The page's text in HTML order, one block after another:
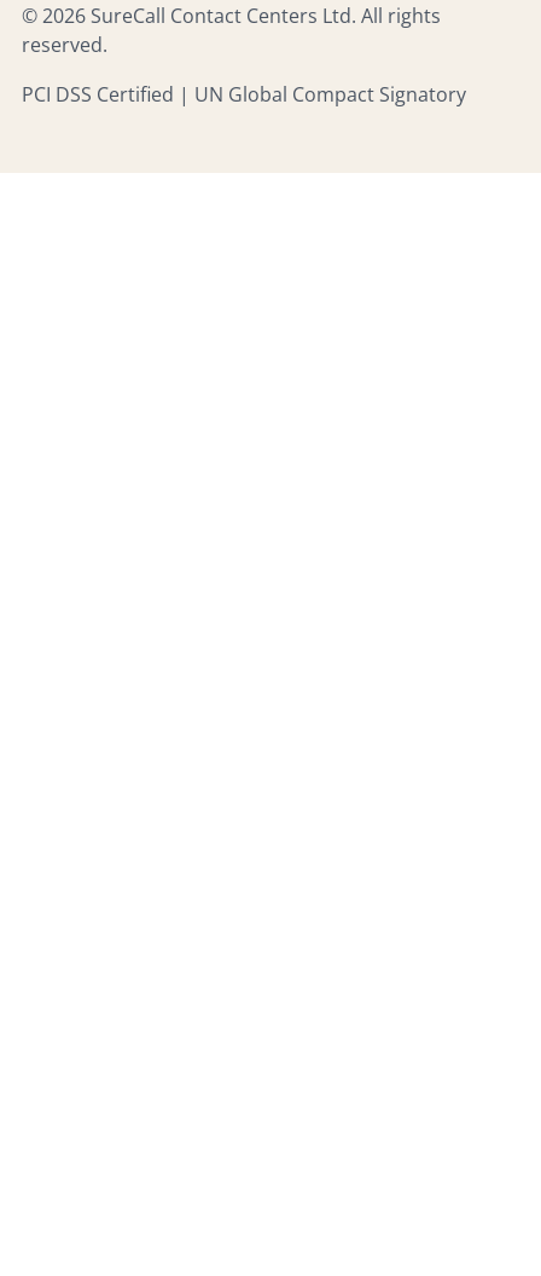
© 2026 SureCall Contact Centers Ltd. All rights
reserved.
PCI DSS Certified | UN Global Compact Signatory